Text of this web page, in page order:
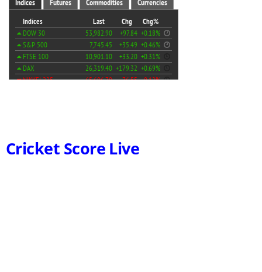
Cricket Score Live